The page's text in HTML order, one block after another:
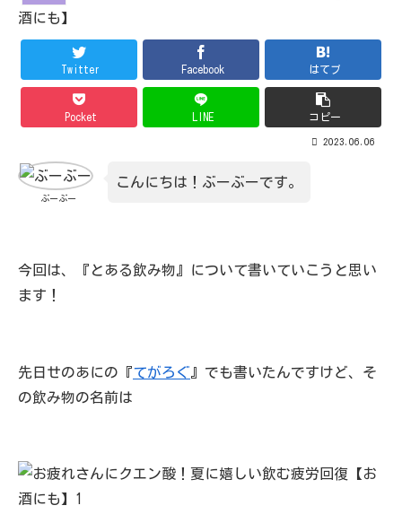
Twitter Facebook はてブ
Pocket LINE コピー
2023.06.06
ぶーぶー
こんにちは！ぶーぶーです。
今回は、『とある飲み物』について書いていこうと思い
ます！
先日せのあにの『てがろぐ 』でも書いたんですけど、そ
の飲み物の名前は